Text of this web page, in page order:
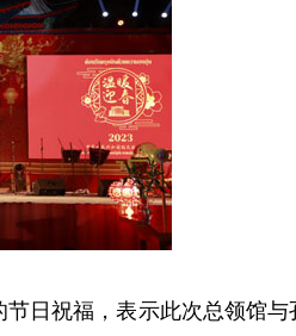
日祝福，表示此次总领馆